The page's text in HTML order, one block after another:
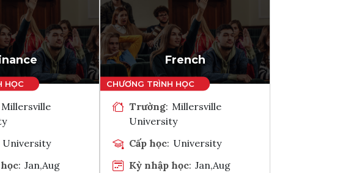
Ghi danh
Tham vấn Interlink
Ghi danh
Tham vấn Interlink
Millersville
University
: Jan,Aug
French
Trường: Millersville
University
Cấp học: University
Kỳ nhập học: Jan,Aug